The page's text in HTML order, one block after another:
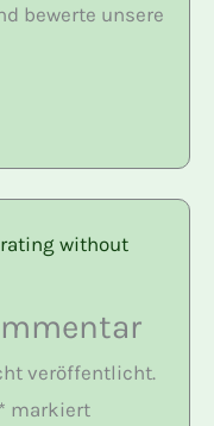
bewerte unsere
rating without
veröffentlicht.
* markiert